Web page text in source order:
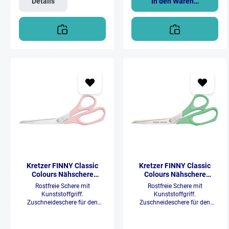
Papier, Pappe
Papier, Pappe
Kretzer FINNY Classic
Colours Nähschere
(20cm/rosa)
Rostfreie Schere mit
Kunststoffgriff.
Zuschneideschere für den
Kretzer FINNY Classic
Colours Nähschere
(20cm/mintgrün)
Rostfreie Schere mit
Kunststoffgriff.
Zuschneideschere für den